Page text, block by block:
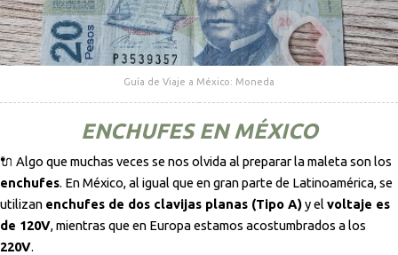
Guía de Viaje a México: Moneda
ENCHUFES EN MÉXICO
🔌 Algo que muchas veces se nos olvida al preparar la maleta son los
enchufes. En México, al igual que en gran parte de Latinoamérica, se
utilizan enchufes de dos clavijas planas (Tipo A)y el voltaje es
de 120V, mientras que en Europa estamos acostumbrados a los
220V.